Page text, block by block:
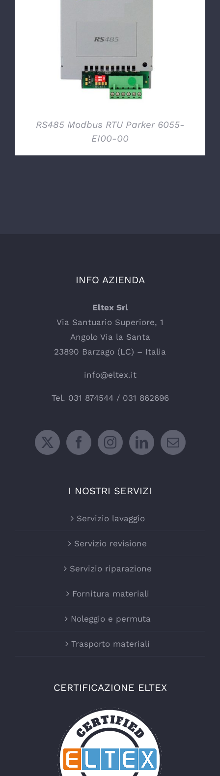
DETTAGLI
RS485 Modbus RTU Parker 6055-
EI00-00
INFO AZIENDA
Eltex Srl
Via Santuario Superiore, 1
Angolo Via la Santa
23890 Barzago (LC) – Italia
info@eltex.it
Tel. 031 874544/ 031 862696
I NOSTRI SERVIZI
Servizio lavaggio
Servizio revisione
Servizio riparazione
Fornitura materiali
Noleggio e permuta
Trasporto materiali
CERTIFICAZIONE ELTEX